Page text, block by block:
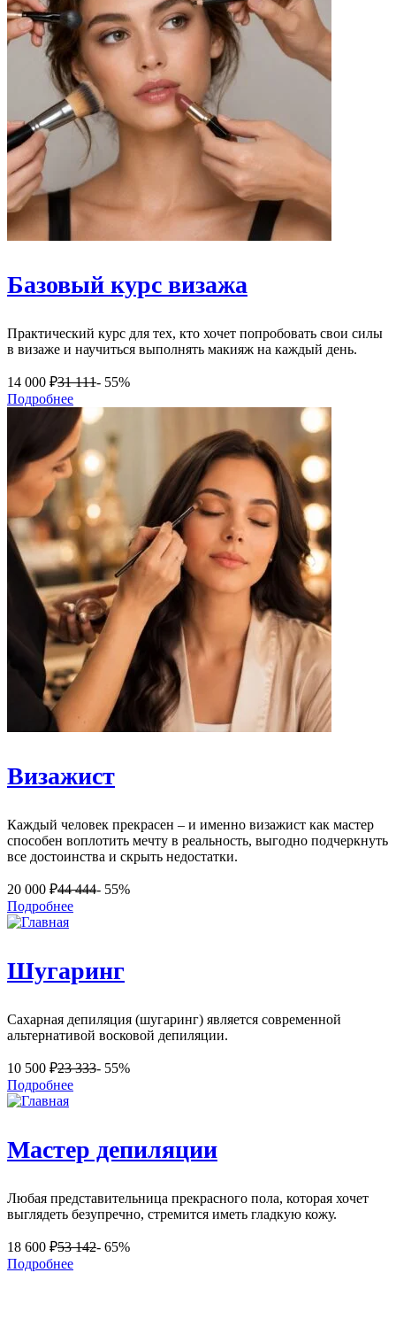
Базовый курс визажа
Практический курс для тех, кто хочет попробовать свои силы
в визаже и научиться выполнять макияж на каждый день.
14 000 ₽31 111- 55%
Подробнее
Визажист
Каждый человек прекрасен – и именно визажист как мастер
способен воплотить мечту в реальность, выгодно подчеркнуть
все достоинства и скрыть недостатки.
20 000 ₽44 444- 55%
Подробнее
Шугаринг
Сахарная депиляция (шугаринг) является современной
альтернативой восковой депиляции.
10 500 ₽23 333- 55%
Подробнее
Мастер депиляции
Любая представительница прекрасного пола, которая хочет
выглядеть безупречно, стремится иметь гладкую кожу.
18 600 ₽53 142- 65%
Подробнее